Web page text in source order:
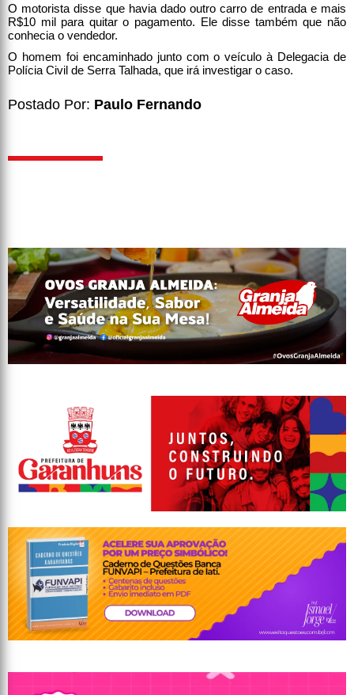
O motorista disse que havia dado outro carro de entrada e mais
R$10 mil para quitar o pagamento. Ele disse também que não
conhecia o vendedor.
O homem foi encaminhado junto com o veículo à Delegacia de
Polícia Civil de Serra Talhada, que irá investigar o caso.
Postado Por: Paulo Fernando